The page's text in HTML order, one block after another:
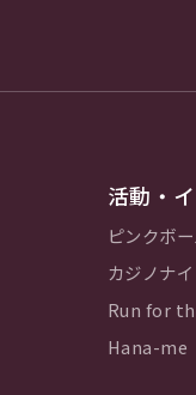
活動・
ピンクボ
カジノナイ
Run for
Hana-me